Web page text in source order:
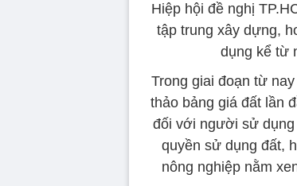
Hiệp hội đề nghị
tập trung xây dựng,
dụng kể từ
Trong giai đoạn từ
thảo bảng giá đất lần
đối với người sử
quyền sử dụng đất,
nông nghiệp nằm